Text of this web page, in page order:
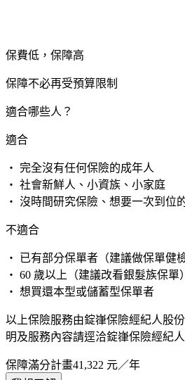
保費低，保障高
保障不必再受預算限制
適合哪些人？
適合
・ 完全沒有任何保險的成年人
・ 社會新鮮人、小資族、小家庭
・ 沒時間研究保險、想要一次到位
不適合
・ 已有部分保單者（建議做保單健
・ 60 歲以上（建議改看銀髮族保單）
・ 想買還本型或儲蓄型保單者
以上保險服務由錠嵂保險經紀人股
明及服務內容請逕洽錠嵂保險經紀
保障滿分計畫41,322 元／年